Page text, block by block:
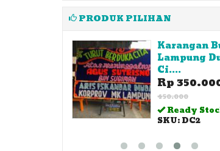
PRODUK PILIHAN
Bunga Meja
Lampung
Rp 600.000
700.000
Ready Stock
SKU: BM